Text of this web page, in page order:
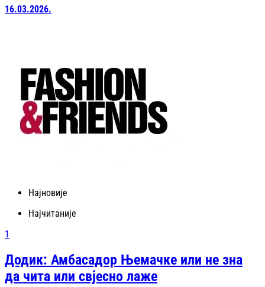
16.03.2026.
Најновије
Најчитаније
1
Додик: Амбасадор Њемачке или не зна
да чита или свјесно лаже